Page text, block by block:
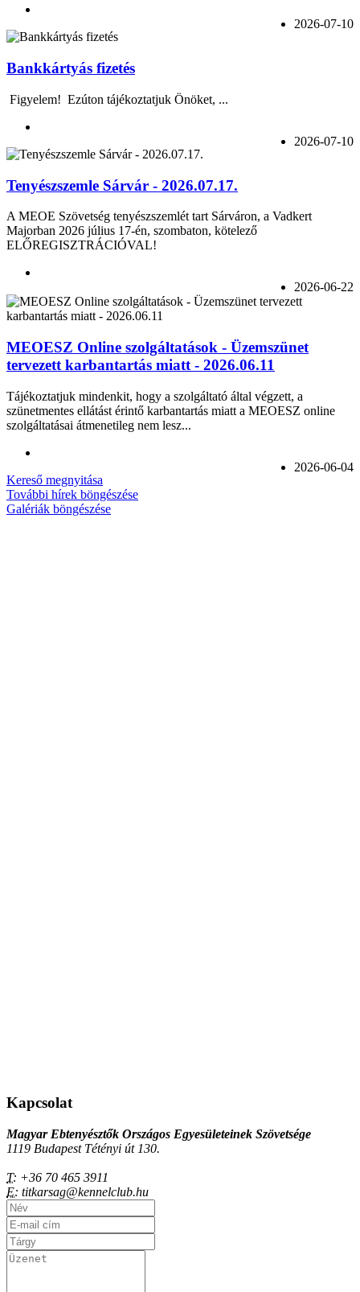
2026-07-10
Bankkártyás fizetés
Figyelem! Ezúton tájékoztatjuk Önöket, ...
2026-07-10
Tenyészszemle Sárvár - 2026.07.17.
A MEOE Szövetség tenyészszemlét tart Sárváron, a Vadkert
Majorban 2026 július 17-én, szombaton, kötelező
ELŐREGISZTRÁCIÓVAL!
2026-06-22
MEOESZ Online szolgáltatások - Üzemszünet
tervezett karbantartás miatt - 2026.06.11
Tájékoztatjuk mindenkit, hogy a szolgáltató által végzett, a
szünetmentes ellátást érintő karbantartás miatt a MEOESZ online
szolgáltatásai átmenetileg nem lesz...
2026-06-04
Kereső megnyitása
További hírek böngészése
Galériák böngészése
Kapcsolat
Magyar Ebtenyésztők Országos Egyesületeinek Szövetsége
1119 Budapest Tétényi út 130.
T: +36 70 465 3911
E: titkarsag@kennelclub.hu